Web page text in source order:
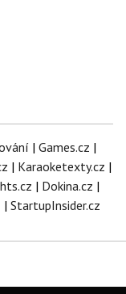
| Games.cz |
| Karaoketexty.cz |
| Dokina.cz |
| StartupInsider.cz